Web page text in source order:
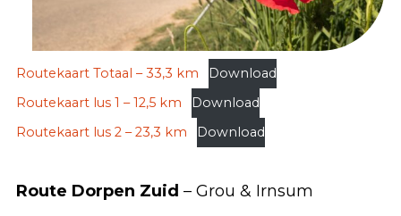
Routekaart Totaal – 33,3 km
Download
Routekaart lus 1 – 12,5 km
Download
Routekaart lus 2 – 23,3 km
Download
Route Dorpen Zuid – Grou & Irnsum